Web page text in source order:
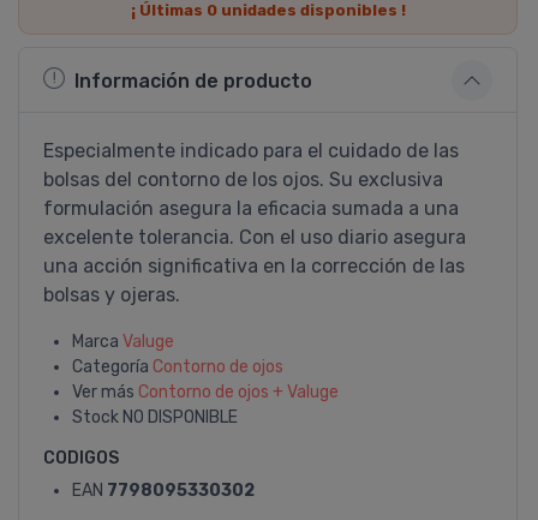
¡ Últimas 0unidades disponibles !
Información de producto
Especialmente indicado para el cuidado de las
bolsas del contorno de los ojos. Su exclusiva
formulación asegura la eficacia sumada a una
excelente tolerancia. Con el uso diario asegura
una acción significativa en la corrección de las
bolsas y ojeras.
Marca Valuge
Categoría Contorno de ojos
Ver más Contorno de ojos + Valuge
Stock NO DISPONIBLE
CODIGOS
EAN 7798095330302